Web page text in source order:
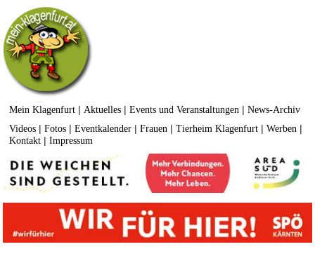
Mein Klagenfurt | Aktuelles |Events und Veranstaltungen |News-Archiv
Videos |Fotos |Eventkalender |Frauen |Tierheim Klagenfurt |Werben |
Kontakt |Impressum